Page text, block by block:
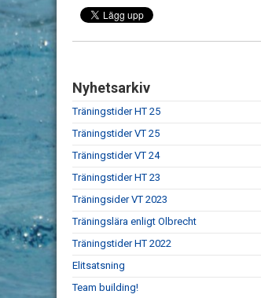
Nyhetsarkiv
Träningstider HT 25
Träningstider VT 25
Träningstider VT 24
Träningstider HT 23
Träningsider VT 2023
Träningslära enligt Olbrecht
Träningstider HT 2022
Elitsatsning
Team building!